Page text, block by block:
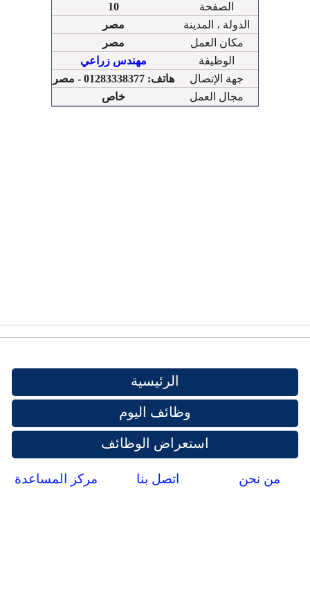
10
الصفحة
مصر
الدولة ، المدينة
مصر
مكان العمل
مهندس زراعي
الوظيفة
هاتف: 01283338377 - مصر
جهة الإتصال
خاص
مجال العمل
الرئيسية
وظائف اليوم
استعراض الوظائف
من نحن اتصل بنا مركز المساعدة